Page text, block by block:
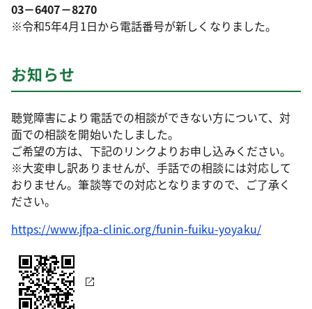
03－6407－8270
※令和5年4月1日から電話番号が新しくなりました。
お知らせ
聴覚障害により電話での相談ができない方について、対
面での相談を開始いたしました。
ご希望の方は、下記のリンクよりお申し込みください。
※大変申し訳ありませんが、手話での相談には対応して
おりません。筆談等での対応となりますので、ご了承く
ださい。
https://www.jfpa-clinic.org/funin-fuiku-yoyaku/